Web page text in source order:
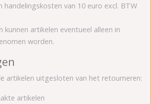
handelingskosten van 10 euro excl. BTW
kunnen artikelen eventueel alleen in
worden.
artikelen uitgesloten van het retourneren:
artikelen